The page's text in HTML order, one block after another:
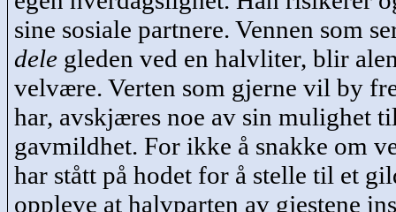
sine sosiale partnere. Vennen som
dele gleden ved en halvliter, blir
velvære. Verten som gjerne vil by
har, avskjæres noe av sin mulighet
gavmildhet. For ikke å snakke om
har stått på hodet for å stelle til et
oppleve at halvparten av gjestene